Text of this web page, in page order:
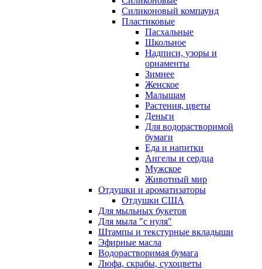
Силиконовый компаунд
Пластиковые
Пасхальные
Школьное
Надписи, узоры и
орнаменты
Зимнее
Женское
Малышам
Растения, цветы
Деньги
Для водорастворимой
бумаги
Еда и напитки
Ангелы и сердца
Мужское
Животный мир
Отдушки и ароматизаторы
Отдушки США
Для мыльных букетов
Для мыла "с нуля"
Штампы и текстурные вкладыши
Эфирные масла
Водорастворимая бумага
Люфа, скрабы, сухоцветы